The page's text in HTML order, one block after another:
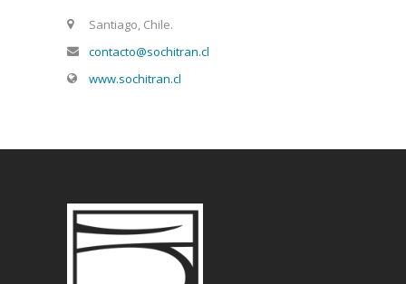
Santiago, Chile.
contacto@sochitran.cl
www.sochitran.cl